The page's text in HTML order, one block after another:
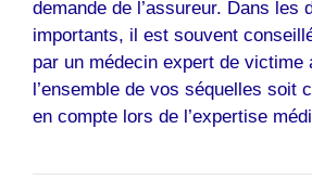
demande de l’assureur. Dans les
importants, il est souvent
par un médecin expert de victime
l’ensemble de vos séquelles soit
en compte lors de l’expertise